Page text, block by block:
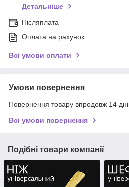
Детальніше
Післяплата
Оплата на рахунок
Всі умови оплати
Умови повернення
Повернення товару впродовж 14
Всі умови повернення
Подібні товари компанії